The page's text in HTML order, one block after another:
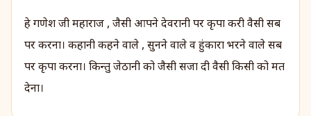
हे गणेश जी महाराज , जैसी आपने देवरानी पर कृपा करी वैसी सब
पर करना। कहानी कहने वाले , सुनने वाले व हुंकारा भरने वाले सब
पर कृपा करना। किन्तु जेठानी को जैसी सजा दी वैसी किसी को मत
देना।